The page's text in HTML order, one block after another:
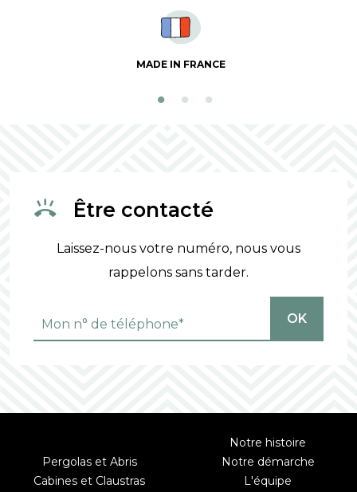
MADE IN FRANCE
Être contacté
Laissez-nous votre numéro, nous vous
rappelons sans tarder.
OK
Pergolas et Abris
Cabines et Claustras
Notre histoire
Notre démarche
L'équipe